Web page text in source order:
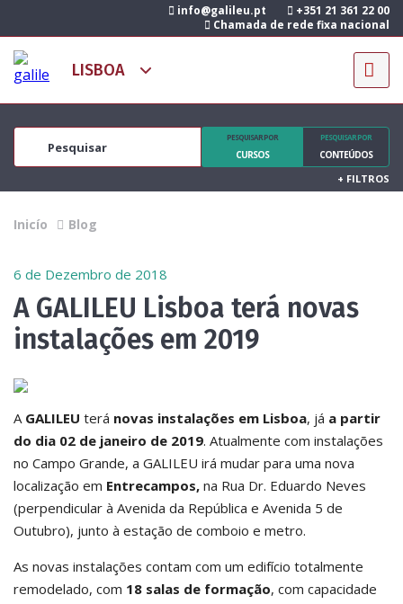
info@galileu.pt
+351 21 361 22 00
Chamada de rede fixa nacional
PESQUISAR POR
CURSOS
PESQUISAR POR
CONTEÚDOS
+ FILTROS
Inicío Blog
6 de Dezembro de 2018
A GALILEU Lisboa terá novas
instalações em 2019
A GALILEU terá novas instalações em Lisboa, já a partir
do dia 02 de janeiro de 2019. Atualmente com instalações
no Campo Grande, a GALILEU irá mudar para uma nova
localização em Entrecampos, na Rua Dr. Eduardo Neves
(perpendicular à Avenida da República e Avenida 5 de
Outubro), junto à estação de comboio e metro.
As novas instalações contam com um edifício totalmente
remodelado, com 18 salas de formação, com capacidade